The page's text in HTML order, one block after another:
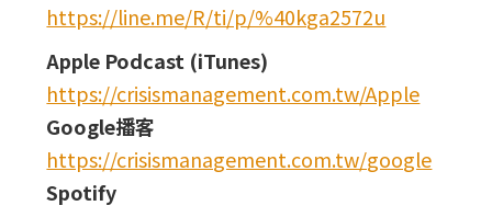
https://line.me/R/ti/p/%40kga2572u
Apple Podcast (iTunes)
https://crisismanagement.com.tw/Apple
Google播客
https://crisismanagement.com.tw/google
Spotify